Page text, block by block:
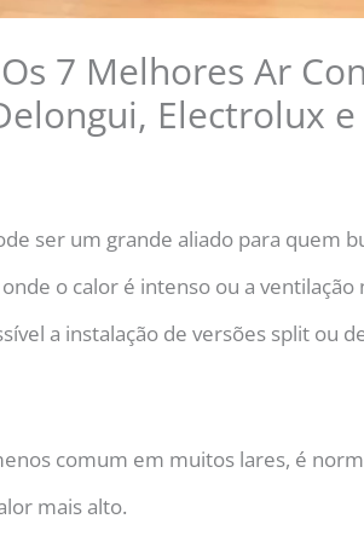
7 Melhores Ar
Electrolux
ser um grande aliado para quem
o calor é intenso ou a
a instalação de versões split ou
comum em muitos lares, é
mais alto.